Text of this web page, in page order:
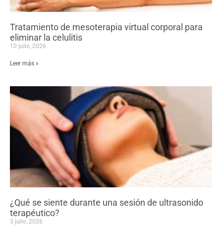
Tratamiento de mesoterapia virtual corporal para
eliminar la celulitis
10 julio, 2026
Leer más »
¿Qué se siente durante una sesión de ultrasonido
terapéutico?
3 julio, 2026